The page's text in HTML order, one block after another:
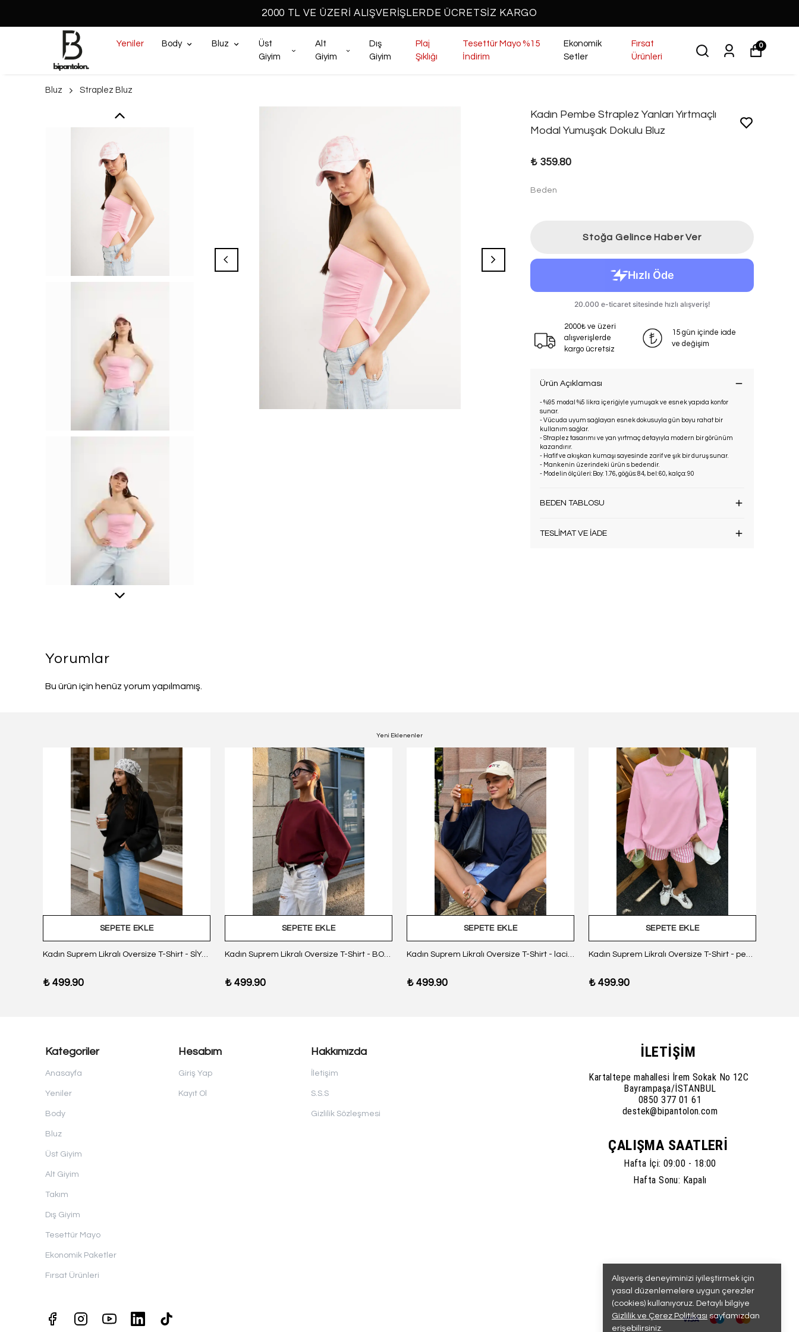
2000 TL VE ÜZERİ ALIŞVERİŞLERDE ÜCRETSİZ KARGO
Yeniler Body Bluz
Üst
Giyim
Alt
Giyim
Dış
Giyim
Plaj
Şıklığı
Tesettür Mayo %15
İndirim
Ekonomik
Setler
Fırsat
Ürünleri
0
Alışveriş deneyiminizi iyileştirmek için
yasal düzenlemelere uygun çerezler
(cookies) kullanıyoruz. Detaylı bilgiye
Gizlilik ve Çerez Politikası sayfamızdan
erişebilirsiniz.
Bluz Straplez Bluz
Kadın Pembe Straplez Yanları Yırtmaçlı
Modal Yumuşak Dokulu Bluz
₺ 359.80
Beden
Stoğa Gelince Haber Ver
2000₺ ve üzeri
alışverişlerde
kargo ücretsiz
15 gün içinde iade
ve değişim
Ürün Açıklaması
- %95 modal %5 likra içeriğiyle yumuşak ve esnek yapıda konfor
sunar.
- Vücuda uyum sağlayan esnek dokusuyla gün boyu rahat bir
kullanım sağlar.
- Straplez tasarımı ve yan yırtmaç detayıyla modern bir görünüm
kazandırır.
- Hafif ve akışkan kumaşı sayesinde zarif ve şık bir duruş sunar.
- Mankenin üzerindeki ürün s bedendir.
- Modelin ölçüleri: Boy: 1.76, göğüs: 84, bel: 60, kalça: 90
BEDEN TABLOSU
TESLİMAT VE İADE
Yorumlar
Bu ürün için henüz yorum yapılmamış.
Yeni Eklenenler
SEPETE EKLE
Kadın Suprem Likralı Oversize T-Shirt - SİYAH
₺ 499.90
SEPETE EKLE
Kadın Suprem Likralı Oversize T-Shirt - BORDO
₺ 499.90
SEPETE EKLE
Kadın Suprem Likralı Oversize T-Shirt - lacivert
₺ 499.90
SEPETE EKLE
Kadın Suprem Likralı Oversize T-Shirt - pembe
₺ 499.90
Kategoriler
Anasayfa
Yeniler
Body
Bluz
Üst Giyim
Alt Giyim
Takım
Dış Giyim
Tesettür Mayo
Ekonomik Paketler
Fırsat Ürünleri
Hesabım
Giriş Yap
Kayıt Ol
Hakkımızda
İletişim
S.S.S
Gizlilik Sözleşmesi
İLETİŞİM
Kartaltepe mahallesi İrem Sokak No 12C
Bayrampaşa/İSTANBUL
0850 377 01 61
destek@bipantolon.com
ÇALIŞMA SAATLERİ
Hafta İçi: 09:00 - 18:00
Hafta Sonu: Kapalı